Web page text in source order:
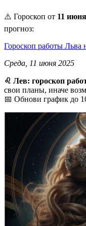
⚠️ Гороскоп от 11
прогноз:
Гороскоп работы Льва
Среда, 11 июня 2025
♌️ Лев: гороскоп
свои планы, иначе
📅 Обнови график до